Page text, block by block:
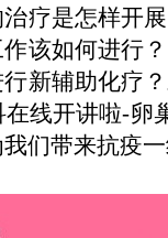
疗是怎样开
该如何进行
新辅助化疗
线开讲啦-卵
们带来抗疫